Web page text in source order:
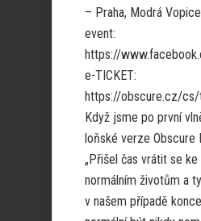
– Praha, Modrá
event:
https://
e-TICKET:
https://obscure.cz/
Když jsme po první
loňské verze Obscure
„Přišel čas vrátit se ke
normálním životům a
v našem případě